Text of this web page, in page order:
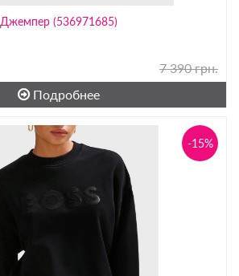
Джемпер (536971685)
7 390 грн.
Подробнее
-15%